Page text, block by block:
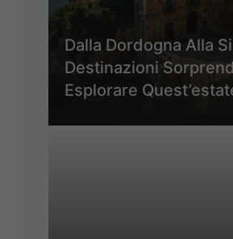
Dalla Dordogna Alla
Destinazioni
Esplorare